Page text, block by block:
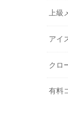
上
アイ
クロ
有料